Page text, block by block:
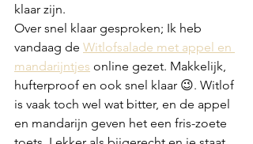
klaar zijn.
Over snel klaar gesproken; Ik heb
vandaag de Witlofsalade met appel en
mandarijntjes online gezet. Makkelijk,
hufterproof en ook snel klaar 😉. Witlof
is vaak toch wel wat bitter, en de appel
en mandarijn geven het een fris-zoete